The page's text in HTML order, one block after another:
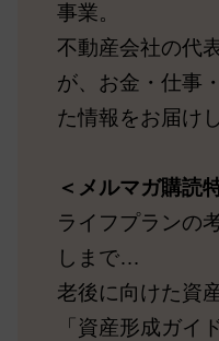
事業。
不動産会社の代
が、お金・仕事
た情報をお届け
＜メルマガ購読
ライフプランの
しまで…
老後に向けた資
「資産形成ガイ